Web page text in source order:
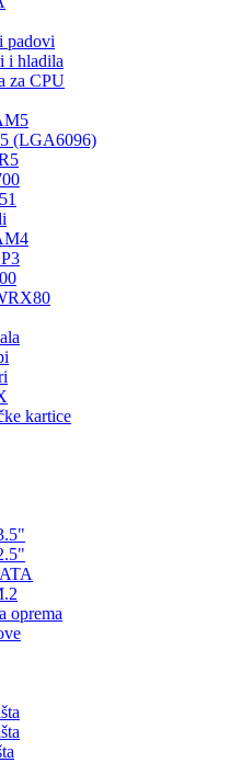
padovi
i hladila
za CPU
(LGA6096)
kartice
oprema